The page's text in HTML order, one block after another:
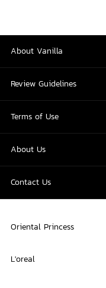
About Vanilla
Review Guidelines
Terms of Use
About Us
Contact Us
Oriental Princess
L'oreal